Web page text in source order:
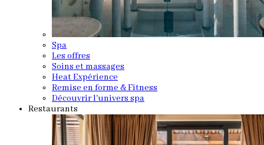
Spa
Les offres
Soins et massages
Heat Expérience
Remise en forme & Fitness
Découvrir l'univers spa
Restaurants